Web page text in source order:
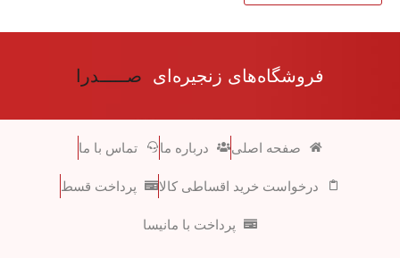
فروشگاه‌های زنجیره‌ای صـــــدرا
صفحه اصلی درباره ما تماس با ما
درخواست خرید اقساطی کالا پرداخت قسط
پرداخت با مانیسا